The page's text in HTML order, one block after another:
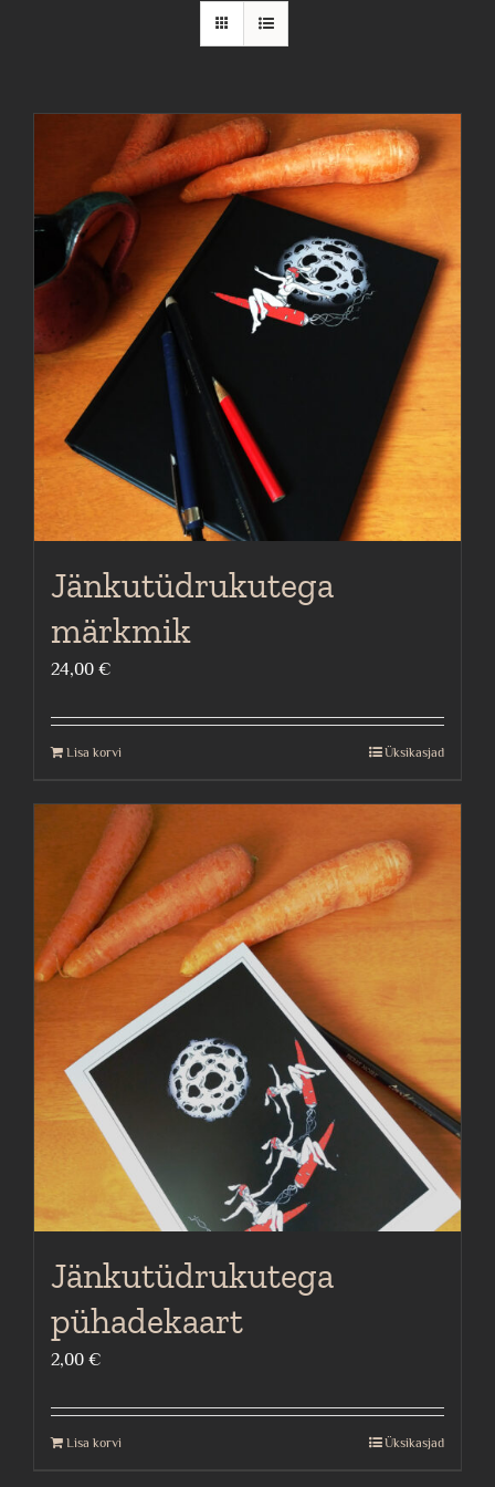
Jänkutüdrukutega
märkmik
24,00 €
Lisa korvi Üksikasjad
Jänkutüdrukutega
pühadekaart
2,00 €
Lisa korvi Üksikasjad